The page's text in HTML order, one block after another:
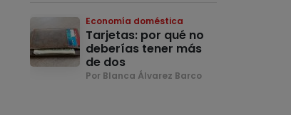
Economía doméstica
Tarjetas: por qué no
deberías tener más
de dos
Por Blanca Álvarez Barco